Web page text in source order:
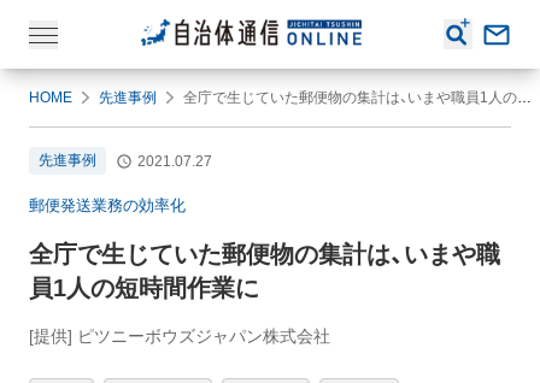
HOME 先進事例 全庁で生じていた郵便物の集計は、いまや職員1人の短時間作業に
先進事例 2021.07.27
郵便発送業務の効率化
全庁で生じていた郵便物の集計は、いまや職
員1人の短時間作業に
[提供] ピツニーボウズジャパン株式会社